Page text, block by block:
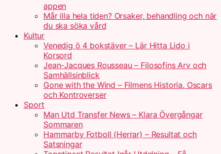
appen
Mår illa hela tiden? Orsaker, behandling och när
du ska söka vård
Kultur
Venedig ö 4 bokstäver – Lär Hitta Lido i
Korsord
Jean-Jacques Rousseau – Filosofins Arv och
Samhällsinblick
Gone with the Wind – Filmens Historia, Oscars
och Kontroverser
Sport
Man Utd Transfer News – Klara Övergångar
Sommaren
Hammarby Fotboll (Herrar) – Resultat och
Satsningar